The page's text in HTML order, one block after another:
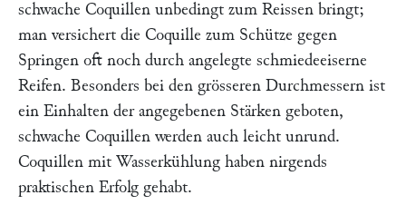
schwache Coquillen unbedingt zum Reissen bringt;
man versichert die Coquille zum Schütze gegen
Springen oft noch durch angelegte schmiedeeiserne
Reifen. Besonders bei den grösseren Durchmessern ist
ein Einhalten der angegebenen Stärken geboten,
schwache Coquillen werden auch leicht unrund.
Coquillen mit Wasserkühlung haben nirgends
praktischen Erfolg gehabt.